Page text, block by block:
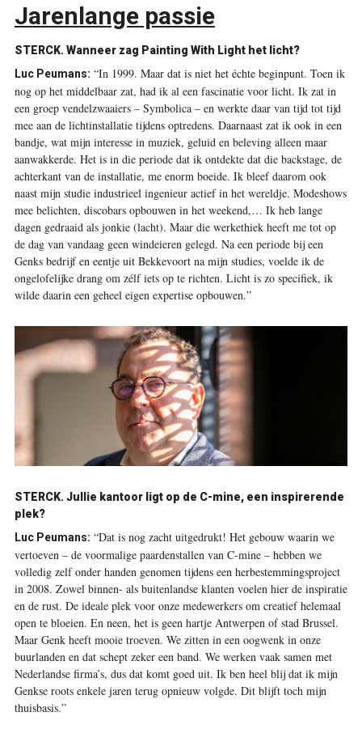
Jarenlange passie
STERCK. Wanneer zag Painting With Light het licht?
Luc Peumans: “In 1999. Maar dat is niet het échte beginpunt. Toen ik
nog op het middelbaar zat, had ik al een fascinatie voor licht. Ik zat in
een groep vendelzwaaiers – Symbolica – en werkte daar van tijd tot tijd
mee aan de lichtinstallatie tijdens optredens. Daarnaast zat ik ook in een
bandje, wat mijn interesse in muziek, geluid en beleving alleen maar
aanwakkerde. Het is in die periode dat ik ontdekte dat die backstage, de
achterkant van de installatie, me enorm boeide. Ik bleef daarom ook
naast mijn studie industrieel ingenieur actief in het wereldje. Modeshows
mee belichten, discobars opbouwen in het weekend,… Ik heb lange
dagen gedraaid als jonkie (lacht). Maar die werkethiek heeft me tot op
de dag van vandaag geen windeieren gelegd. Na een periode bij een
Genks bedrijf en eentje uit Bekkevoort na mijn studies, voelde ik de
ongelofelijke drang om zélf iets op te richten. Licht is zo specifiek, ik
wilde daarin een geheel eigen expertise opbouwen.”
STERCK. Jullie kantoor ligt op de C-mine, een inspirerende
plek?
Luc Peumans: “Dat is nog zacht uitgedrukt! Het gebouw waarin we
vertoeven – de voormalige paardenstallen van C-mine – hebben we
volledig zelf onder handen genomen tijdens een herbestemmingsproject
in 2008. Zowel binnen- als buitenlandse klanten voelen hier de inspiratie
en de rust. De ideale plek voor onze medewerkers om creatief helemaal
open te bloeien. En neen, het is geen hartje Antwerpen of stad Brussel.
Maar Genk heeft mooie troeven. We zitten in een oogwenk in onze
buurlanden en dat schept zeker een band. We werken vaak samen met
Nederlandse firma’s, dus dat komt goed uit. Ik ben heel blij dat ik mijn
Genkse roots enkele jaren terug opnieuw volgde. Dit blijft toch mijn
thuisbasis.”